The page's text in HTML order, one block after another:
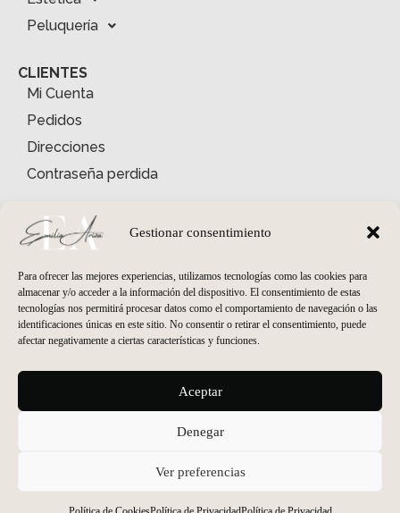
Gestionar consentimiento
Para ofrecer las mejores experiencias, utilizamos tecnologías como las cookies para
almacenar y/o acceder a la información del dispositivo. El consentimiento de estas
tecnologías nos permitirá procesar datos como el comportamiento de navegación o las
identificaciones únicas en este sitio. No consentir o retirar el consentimiento, puede
afectar negativamente a ciertas características y funciones.
Aceptar
Denegar
Ver preferencias
Peluquería
CLIENTES
Mi Cuenta
Pedidos
Direcciones
Contraseña perdida
INFORMACIÓN
Quiénes somos
Envíos y Devoluciones
Política de Privacidad
Política de Cookies
HORARIO PELUQUERÍA
Martes - Viernes
09:30 a 19:00
HORARIO ESTÉTICA
Martes - Viernes
10:00 a 20:00